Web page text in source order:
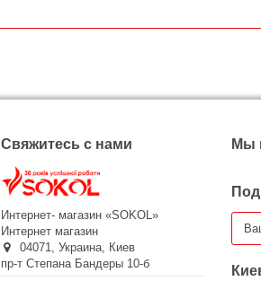
Свяжитесь с нами
Интернет- магазин «SOKOL»
Интернет магазин
04071,Украина, Киев
пр-т Степана Бандеры 10-б
Мы